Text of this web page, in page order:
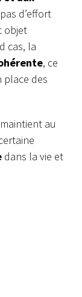
d’effort
objet
cas, la
, ce
place des
au
dans la vie et